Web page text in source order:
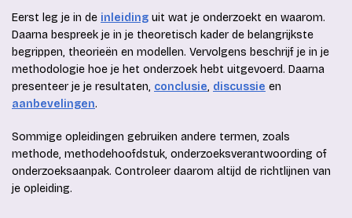
Eerst leg je in de inleiding uit wat je onderzoekt en waarom.
Daarna bespreek je in je theoretisch kader de belangrijkste
begrippen, theorieën en modellen. Vervolgens beschrijf je in je
methodologie hoe je het onderzoek hebt uitgevoerd. Daarna
presenteer je je resultaten, conclusie, discussie en
aanbevelingen.
Sommige opleidingen gebruiken andere termen, zoals
methode, methodehoofdstuk, onderzoeksverantwoording of
onderzoeksaanpak. Controleer daarom altijd de richtlijnen van
je opleiding.